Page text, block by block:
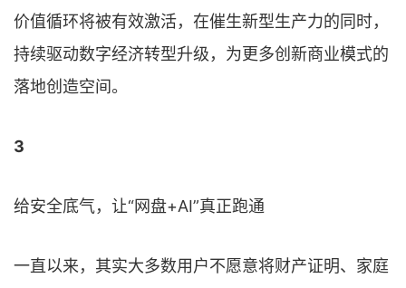
价值循环将被有效激活，在催生新型生产力的同时，
持续驱动数字经济转型升级，为更多创新商业模式的
落地创造空间。
3
给安全底气，让“网盘+AI”真正跑通
一直以来，其实大多数用户不愿意将财产证明、家庭